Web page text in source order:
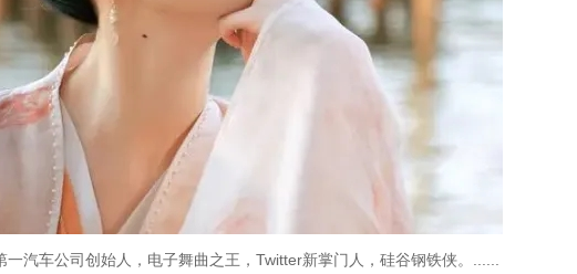
汽车公司创始人，电子舞曲之王，Twitter新掌门人，硅谷钢铁侠。......